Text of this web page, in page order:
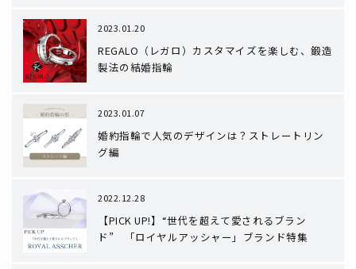
2023.01.20
REGALO（レガロ）カスタマイズを楽しむ、鍛造
製法の結婚指輪
2023.01.07
婚約指輪で人気のデザインは？ストレートリン
グ編
2022.12.28
【PICK UP!】“世代を超えて愛されるブラン
ド” 「ロイヤルアッシャー」ブランド特集